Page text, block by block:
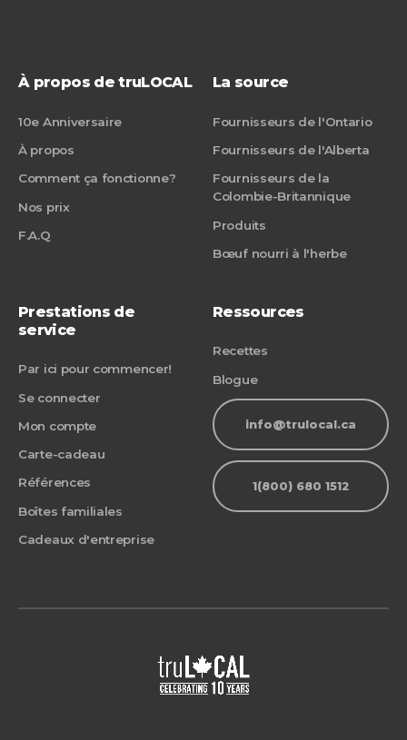
À propos de truLOCAL
10e Anniversaire
À propos
Comment ça fonctionne?
Nos prix
F.A.Q
La source
Fournisseurs de l'Ontario
Fournisseurs de l'Alberta
Fournisseurs de la
Colombie-Britannique
Produits
Bœuf nourri à l'herbe
Prestations de
service
Par ici pour commencer!
Se connecter
Mon compte
Carte-cadeau
Références
Boîtes familiales
Cadeaux d'entreprise
Ressources
Recettes
Blogue
info@trulocal.ca
1(800) 680 1512